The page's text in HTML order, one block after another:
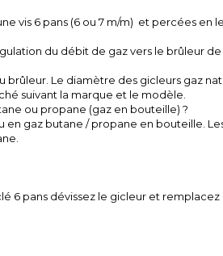
vis 6 pans (6 ou 7 m/m) et percées en
du débit de gaz vers le brûleur
Le diamètre des gicleurs gaz
suivant la marque et le modèle.
ou propane (gaz en bouteille) ?
gaz butane / propane en bouteille.
6 pans dévissez le gicleur et remplacez